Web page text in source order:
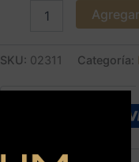
SKU: 02311 Categoría: